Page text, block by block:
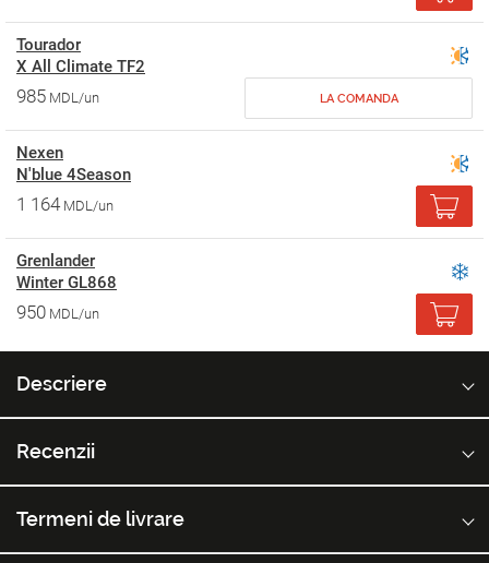
Tourador
X All Climate TF2
985 MDL/un LA COMANDA
Nexen
N'blue 4Season
1 164 MDL/un
Grenlander
Winter GL868
950 MDL/un
Descriere
Recenzii
Termeni de livrare